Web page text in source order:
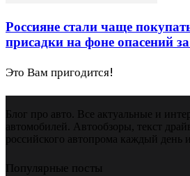
Россияне стали чаще
присадки на фоне опасений
Это Вам пригодится!
Блог про авто. Все актуальные и
автомобилей. Автообзоры, текст
российского автопрома каждый день
Популярные посты